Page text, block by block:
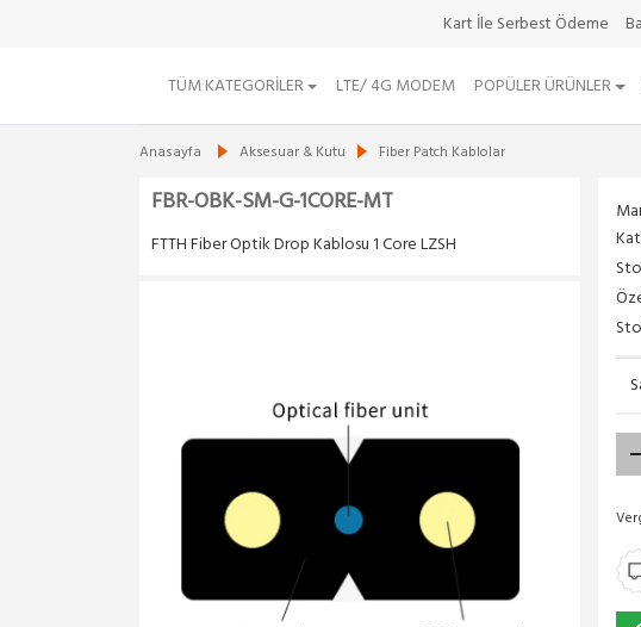
Kart İle Serbest Ödeme
TÜM KATEGORILER LTE/ 4G MODEM POPÜLER ÜRÜNLER
Anasayfa Aksesuar & Kutu Fiber Patch Kablolar
FBR-OBK-SM-G-1CORE-MT
FTTH Fiber Optik Drop Kablosu 1 Core LZSH